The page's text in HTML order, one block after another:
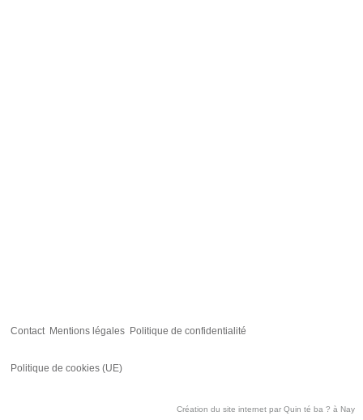
Contact Mentions légales Politique de confidentialité
Politique de cookies (UE)
Création du site internet par Quin té ba ? à Nay